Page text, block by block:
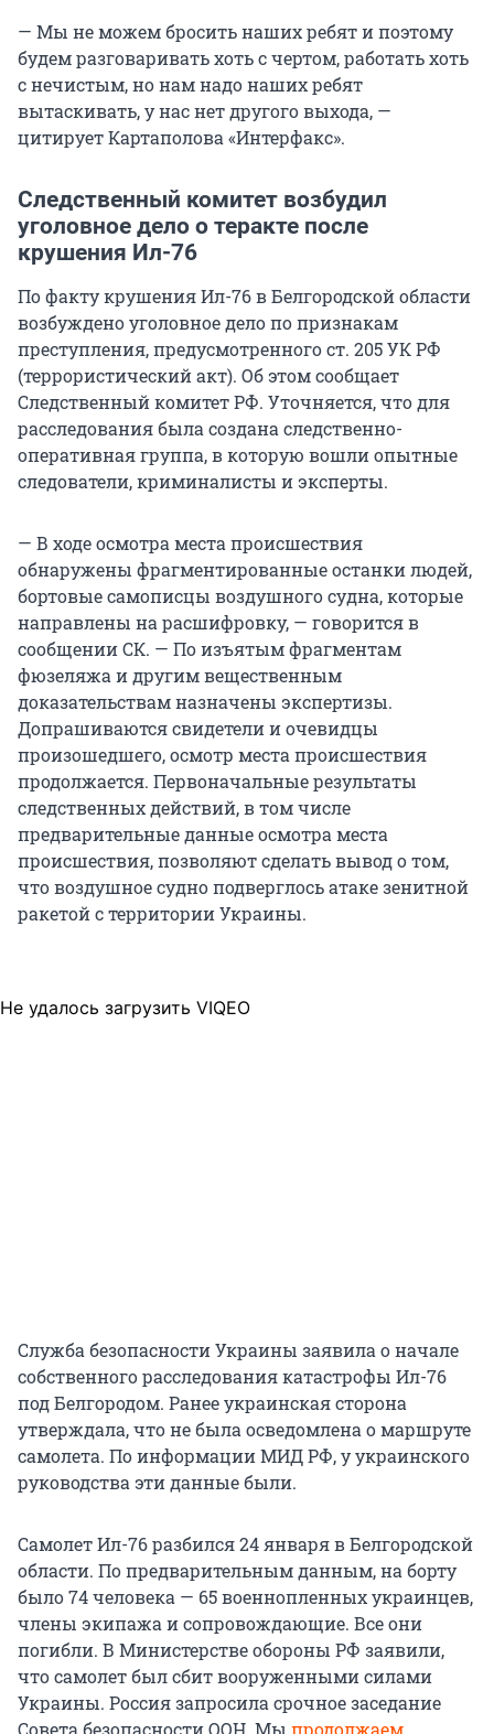
— Мы не можем бросить наших ребят и поэтому
будем разговаривать хоть с чертом, работать хоть
с нечистым, но нам надо наших ребят
вытаскивать, у нас нет другого выхода, —
цитирует Картаполова «Интерфакс».
Следственный комитет возбудил
уголовное дело о теракте после
крушения Ил-76
По факту крушения Ил-76 в Белгородской области
возбуждено уголовное дело по признакам
преступления, предусмотренного ст. 205 УК РФ
(террористический акт). Об этом сообщает
Следственный комитет РФ. Уточняется, что для
расследования была создана следственно-
оперативная группа, в которую вошли опытные
следователи, криминалисты и эксперты.
— В ходе осмотра места происшествия
обнаружены фрагментированные останки людей,
бортовые самописцы воздушного судна, которые
направлены на расшифровку, — говорится в
сообщении СК. — По изъятым фрагментам
фюзеляжа и другим вещественным
доказательствам назначены экспертизы.
Допрашиваются свидетели и очевидцы
произошедшего, осмотр места происшествия
продолжается. Первоначальные результаты
следственных действий, в том числе
предварительные данные осмотра места
происшествия, позволяют сделать вывод о том,
что воздушное судно подверглось атаке зенитной
ракетой с территории Украины.
Не удалось загрузить VIQEO
Служба безопасности Украины заявила о начале
собственного расследования катастрофы Ил-76
под Белгородом. Ранее украинская сторона
утверждала, что не была осведомлена о маршруте
самолета. По информации МИД РФ, у украинского
руководства эти данные были.
Самолет Ил-76 разбился 24 января в Белгородской
области. По предварительным данным, на борту
было 74 человека — 65 военнопленных украинцев,
члены экипажа и сопровождающие. Все они
погибли. В Министерстве обороны РФ заявили,
что самолет был сбит вооруженными силами
Украины. Россия запросила срочное заседание
Совета безопасности ООН. Мы продолжаем